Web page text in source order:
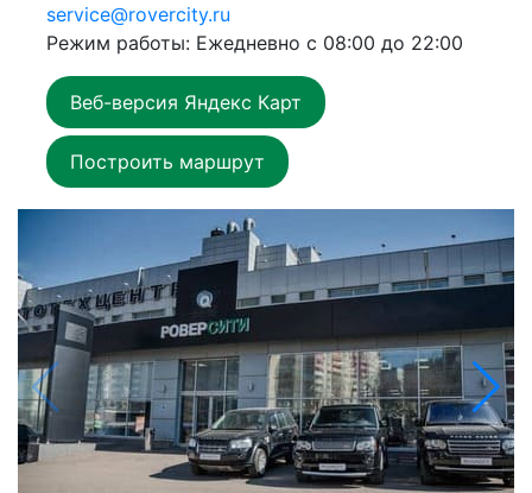
service@rovercity.ru
Режим работы: Ежедневно с 08:00 до 22:00
Веб-версия Яндекс Карт
Построить маршрут